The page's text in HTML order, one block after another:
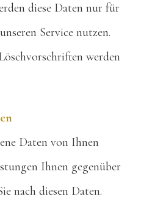
diese Daten nur für
Service nutzen.
werden
Daten von Ihnen
Ihnen gegenüber
nach diesen Daten.